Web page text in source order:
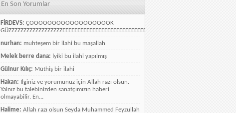
En Son Yorumlar
FİRDEVS: ÇOOOOOOOOOOOOOOOOOOK
GÜZZZZZZZZZZZZZZZZZZEEEEEEEEEEEEEEEEEEEEEEEEEEEEELLLLLLLLLLLLLLLLLLLLLLLL
nurhan: muhteşem bir ilahi bu maşallah
Melek berre dana: İyiki bu ilahi yapılmış
Gülnur Kılıç: Müthiş bir ilahi
Hakan: İlginiz ve yorumunuz için Allah razı olsun.
Yalnız bu talebinizden sanatçımızın haberi
olmayabilir. En...
Halime: Allah razı olsun Seyda Muhammed Feyzullah